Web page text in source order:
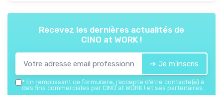
Recevez les dernières actualités de
CINO at WORK !
➔ Je m'inscris
* En remplissant ce formulaire, j’accepte d’être contacté(e) à
des fins commerciales par CINO at WORK ! et ses partenaires.